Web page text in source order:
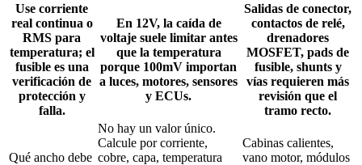
Use corriente
real continua o
RMS para
temperatura; el
fusible es una
verificación de
protección y
falla.
En 12V, la caída de
voltaje suele limitar antes
que la temperatura
porque 100mV importan
a luces, motores, sensores
y ECUs.
Salidas de conector,
contactos de relé,
drenadores
MOSFET, pads de
fusible, shunts y
vías requieren más
revisión que el
tramo recto.
Qué ancho debe
No hay un valor único.
Calcule por corriente,
cobre, capa, temperatura
Cabinas calientes,
vano motor, módulos